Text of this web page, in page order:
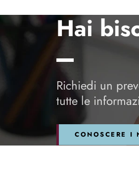
Hai
Richiedi un
tutte le
CONOSCERE I